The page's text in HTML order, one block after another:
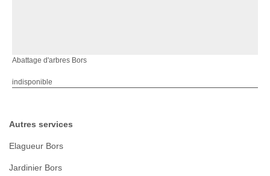
Abattage d'arbres Bors
indisponible
Autres services
Elagueur Bors
Jardinier Bors